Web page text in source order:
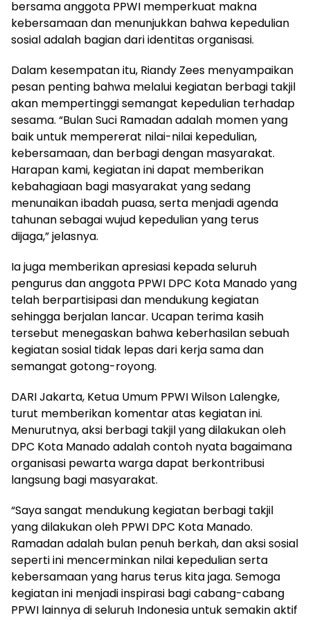
bersama anggota PPWI memperkuat makna
kebersamaan dan menunjukkan bahwa kepedulian
sosial adalah bagian dari identitas organisasi.
Dalam kesempatan itu, Riandy Zees menyampaikan
pesan penting bahwa melalui kegiatan berbagi takjil
akan mempertinggi semangat kepedulian terhadap
sesama. “Bulan Suci Ramadan adalah momen yang
baik untuk mempererat nilai-nilai kepedulian,
kebersamaan, dan berbagi dengan masyarakat.
Harapan kami, kegiatan ini dapat memberikan
kebahagiaan bagi masyarakat yang sedang
menunaikan ibadah puasa, serta menjadi agenda
tahunan sebagai wujud kepedulian yang terus
dijaga,” jelasnya.
Ia juga memberikan apresiasi kepada seluruh
pengurus dan anggota PPWI DPC Kota Manado yang
telah berpartisipasi dan mendukung kegiatan
sehingga berjalan lancar. Ucapan terima kasih
tersebut menegaskan bahwa keberhasilan sebuah
kegiatan sosial tidak lepas dari kerja sama dan
semangat gotong-royong.
DARI Jakarta, Ketua Umum PPWI Wilson Lalengke,
turut memberikan komentar atas kegiatan ini.
Menurutnya, aksi berbagi takjil yang dilakukan oleh
DPC Kota Manado adalah contoh nyata bagaimana
organisasi pewarta warga dapat berkontribusi
langsung bagi masyarakat.
“Saya sangat mendukung kegiatan berbagi takjil
yang dilakukan oleh PPWI DPC Kota Manado.
Ramadan adalah bulan penuh berkah, dan aksi sosial
seperti ini mencerminkan nilai kepedulian serta
kebersamaan yang harus terus kita jaga. Semoga
kegiatan ini menjadi inspirasi bagi cabang-cabang
PPWI lainnya di seluruh Indonesia untuk semakin aktif